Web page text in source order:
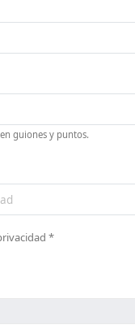
guiones y puntos.
*